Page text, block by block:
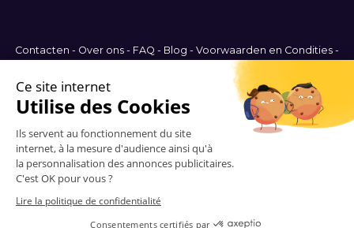
Contacten - Over ons - FAQ - Blog - Voorwaarden en Condities -
Sitemap